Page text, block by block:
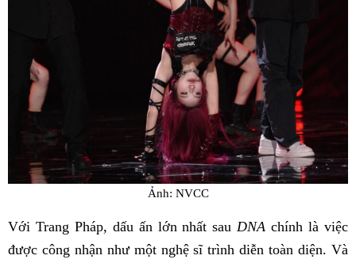
Ảnh: NVCC
Với Trang Pháp, dấu ấn lớn nhất sau DNA chính là việc
được công nhận như một nghệ sĩ trình diễn toàn diện. Và